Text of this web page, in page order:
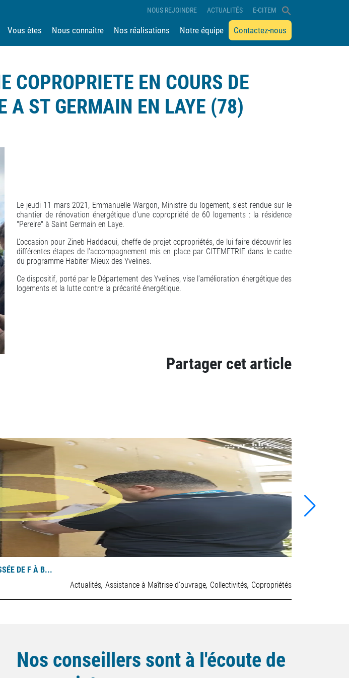
NOUS REJOINDRE ACTUALITÉS E-CITEM
Vous êtes Nous connaître Nos réalisations Notre équipe Contactez-nous
COPROPRIETE EN COURS DE
A ST GERMAIN EN LAYE (78)
Le jeudi 11 mars 2021, Emmanuelle Wargon, Ministre du logement, s'est rendue sur le
chantier de rénovation énergétique d'une copropriété de 60 logements : la résidence
"Pereire" à Saint Germain en Laye.
L'occasion pour Zineb Haddaoui, cheffe de projet copropriétés, de lui faire découvrir les
différentes étapes de l'accompagnement mis en place par CITEMETRIE dans le cadre
du programme Habiter Mieux des Yvelines.
Ce dispositif, porté par le Département des Yvelines, vise l'amélioration énergétique des
logements et la lutte contre la précarité énergétique.
Partager cet article
DE F À B...
Actualités, Assistance à Maîtrise d'ouvrage, Collectivités, Copropriétés
Nos conseillers sont à l'écoute de